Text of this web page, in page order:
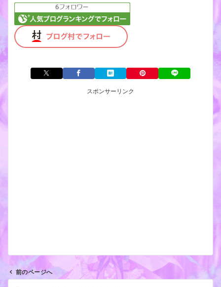
スポンサーリンク
前のページへ